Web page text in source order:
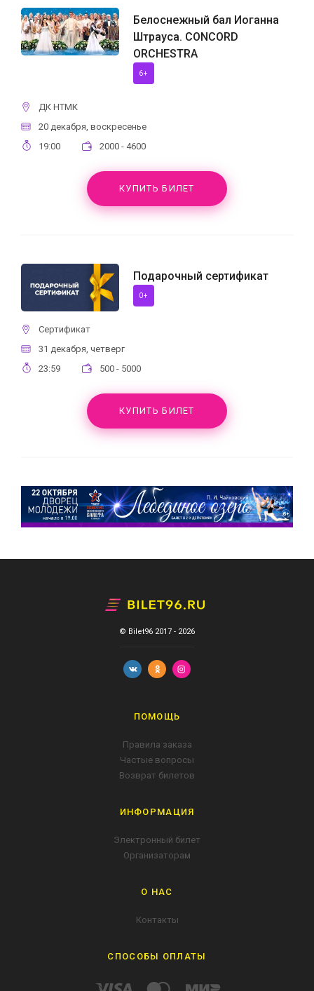
Белоснежный бал Иоганна
Штрауса. CONCORD
ORCHESTRA
6+
ДК НТМК
20 декабря, воскресенье
19:00
2000 - 4600
КУПИТЬ БИЛЕТ
Подарочный сертификат
0+
Сертификат
31 декабря, четверг
23:59
500 - 5000
КУПИТЬ БИЛЕТ
© Bilet96 2017 - 2026
ПОМОЩЬ
Правила заказа
Частые вопросы
Возврат билетов
ИНФОРМАЦИЯ
Электронный билет
Организаторам
О НАС
Контакты
СПОСОБЫ ОПЛАТЫ